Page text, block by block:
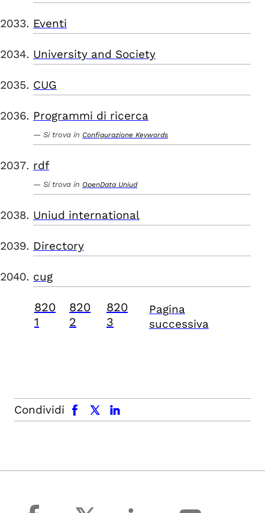
Eventi
University and Society
CUG
Programmi di ricerca
Si trova in Configurazione Keywords
rdf
Si trova in OpenData Uniud
Uniud international
Directory
cug
820
1
820
2
820
3
Pagina
successiva
Condividi
facebook x.com linkedin
facebook